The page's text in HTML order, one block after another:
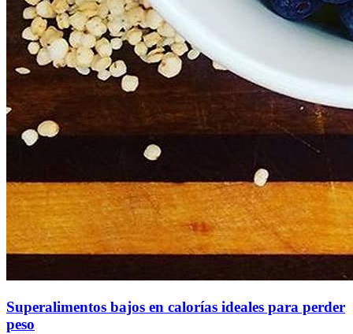
Superalimentos bajos en calorías ideales para perder
peso